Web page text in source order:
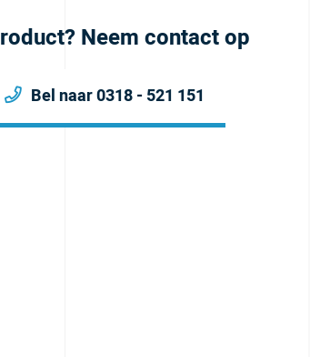
Neem contact op
Bel naar 0318 - 521 151